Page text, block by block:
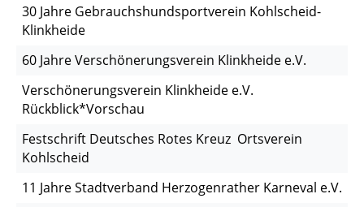
30 Jahre Gebrauchshundsportverein Kohlscheid-
Klinkheide
60 Jahre Verschönerungsverein Klinkheide e.V.
Verschönerungsverein Klinkheide e.V.
Rückblick*Vorschau
Festschrift Deutsches Rotes Kreuz Ortsverein
Kohlscheid
11 Jahre Stadtverband Herzogenrather Karneval e.V.